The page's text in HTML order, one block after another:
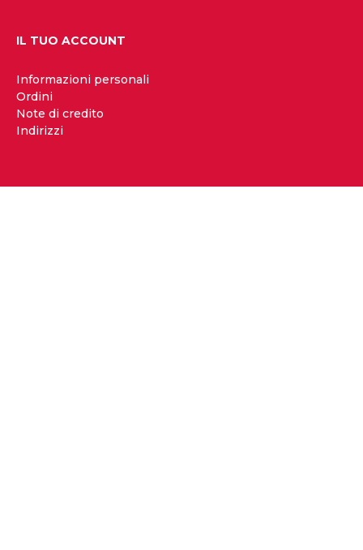
IL TUO ACCOUNT
Informazioni personali
Ordini
Note di credito
Indirizzi